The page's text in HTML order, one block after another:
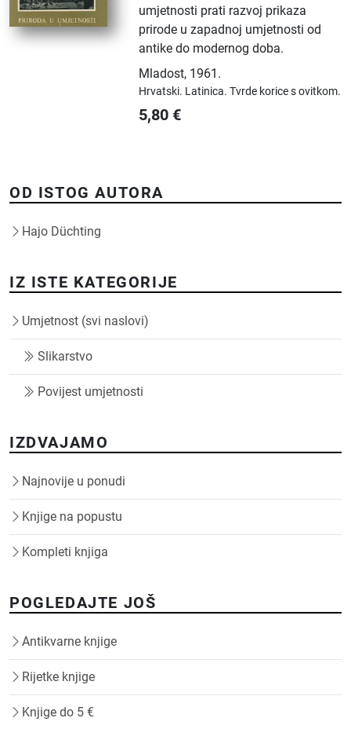
umjetnosti prati razvoj prikaza
prirode u zapadnoj umjetnosti od
antike do modernog doba.
Mladost, 1961.
Hrvatski. Latinica.Tvrde korice s ovitkom.
5,80 €
OD ISTOG AUTORA
Hajo Düchting
IZ ISTE KATEGORIJE
Umjetnost (svi naslovi)
Slikarstvo
Povijest umjetnosti
IZDVAJAMO
Najnovije u ponudi
Knjige na popustu
Kompleti knjiga
POGLEDAJTE JOŠ
Antikvarne knjige
Rijetke knjige
Knjige do 5 €